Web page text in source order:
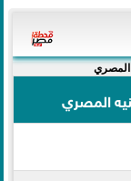
المصري
المصري